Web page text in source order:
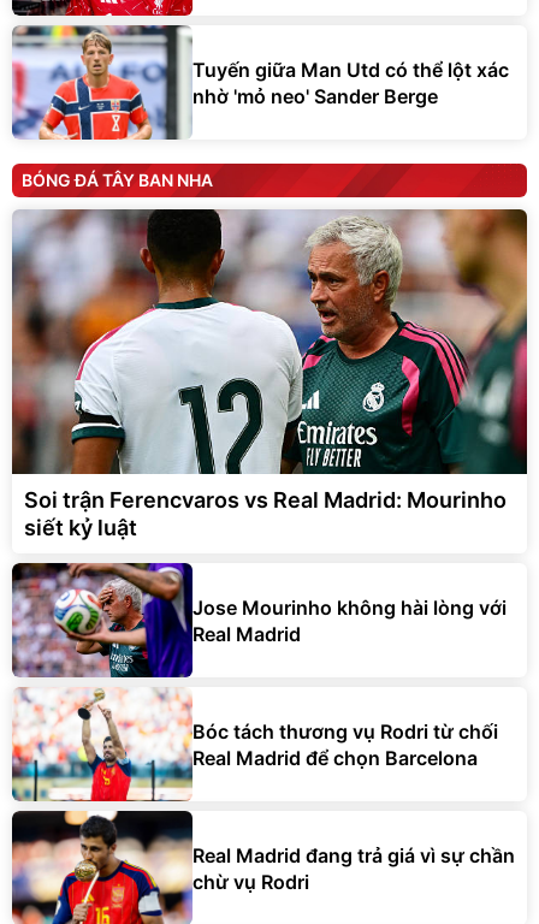
Tuyến giữa Man Utd có thể lột xác
nhờ 'mỏ neo' Sander Berge
BÓNG ĐÁ TÂY BAN NHA
Soi trận Ferencvaros vs Real Madrid: Mourinho
siết kỷ luật
Jose Mourinho không hài lòng với
Real Madrid
Bóc tách thương vụ Rodri từ chối
Real Madrid để chọn Barcelona
Real Madrid đang trả giá vì sự chần
chừ vụ Rodri